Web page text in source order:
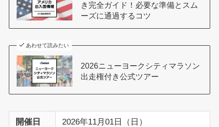
き完全ガイド！必要な準備とスム
ーズに通過するコツ
あわせて読みたい
2026ニューヨークシティマラソン
出走権付き公式ツアー
開催日 2026年11月01日（日）